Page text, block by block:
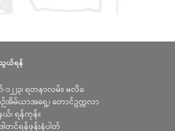
ယ်ရန်
၁၂၂၃၊ ရတနာလမ်း၊ မလိခ
ဉ်အိမ်ယာအရှေ့၊ တောင်ဥက္ကလာ
ယ်၊ ရန်ကုန်။
ါတင်ရန်ဖုန်းနံပါတ်